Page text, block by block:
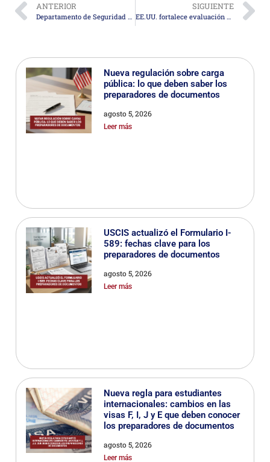
ANTERIOR
Departamento de Seguridad Nacional plantea cambios que limitarían autorización de empleo para solicitantes de asilo
SIGUIENTE
EE.UU. fortalece evaluación de carga pública para solicitantes de visa bajo la Ley de Inmigración
Nueva regulación sobre carga
pública: lo que deben saber los
preparadores de documentos
agosto 5, 2026
Leer más
USCIS actualizó el Formulario I-
589: fechas clave para los
preparadores de documentos
agosto 5, 2026
Leer más
Nueva regla para estudiantes
internacionales: cambios en las
visas F, I, J y E que deben conocer
los preparadores de documentos
agosto 5, 2026
Leer más